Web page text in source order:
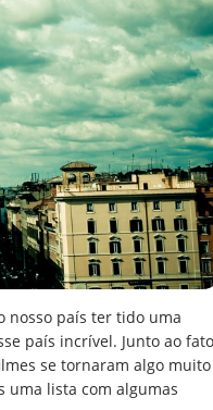
nosso país ter tido uma
país incrível. Junto ao fato
se tornaram algo muito
uma lista com algumas